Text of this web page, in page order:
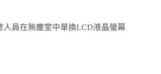
人員在無塵室中單換LCD液晶螢幕